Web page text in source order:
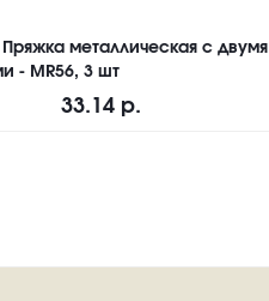
Пряжка металлическая с двумя
- MR56, 3 шт
33.14 р.